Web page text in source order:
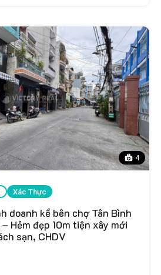
4
Xác Thực
doanh kề bên chợ Tân Bình
Hẻm đẹp 10m tiện xây mới
sạn, CHDV